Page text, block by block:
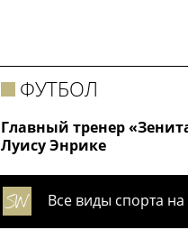
Главный тренер
Луису Энрике
ФУТБОЛ
Все виды спорта на